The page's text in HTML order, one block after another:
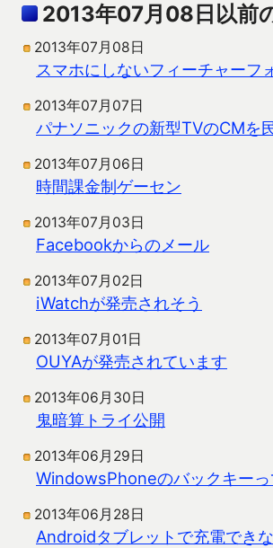
2013年07月08日以前
2013年07月08日
スマホにしないフィーチャーフ
2013年07月07日
パナソニックの新型TVのCMを
2013年07月06日
時間課金制ゲーセン
2013年07月03日
Facebookからのメール
2013年07月02日
iWatchが発売されそう
2013年07月01日
OUYAが発売されています
2013年06月30日
鬼暗算トライ公開
2013年06月29日
WindowsPhoneのバックキーっ
2013年06月28日
Androidタブレットで充電でき